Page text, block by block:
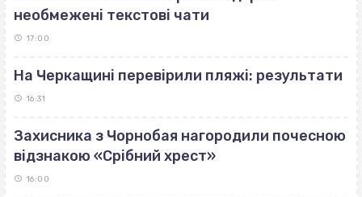
необмежені текстові чати
17:00
На Черкащині перевірили пляжі: результати
16:31
Захисника з Чорнобая нагородили почесною
відзнакою «Срібний хрест»
16:00